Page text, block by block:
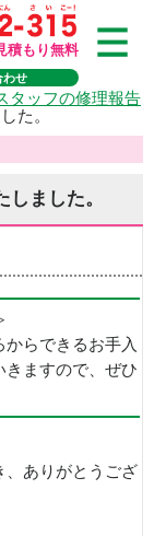
積もり無料
わせ
タッフの修理報告
た。
ました。
らできるお手入
きますので、ぜひ
、ありがとうござ